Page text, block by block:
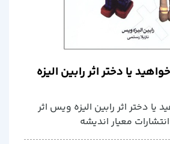
یا دختر اثر رابین الیزه
دختر اثر رابین الیزه ویس اثر
معیار اندیشه